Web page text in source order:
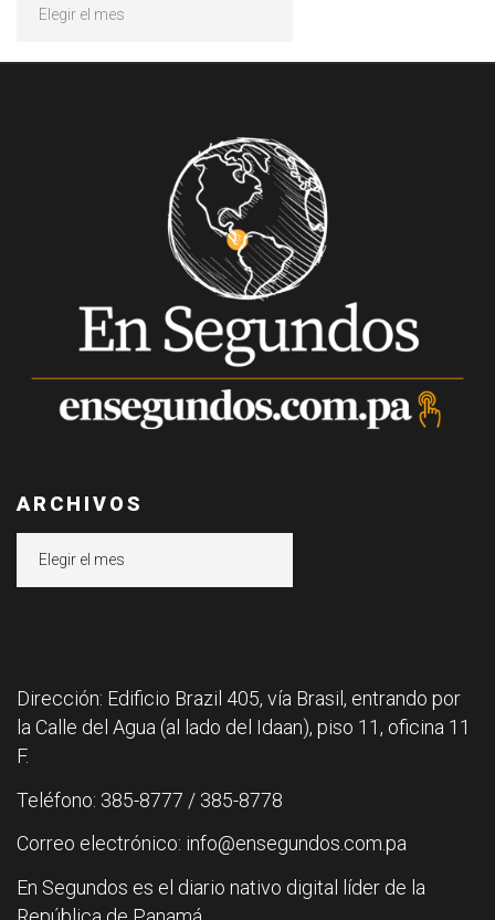
ARCHIVOS
Dirección: Edificio Brazil 405, vía Brasil, entrando por
la Calle del Agua (al lado del Idaan), piso 11, oficina 11
F.
Teléfono: 385-8777 / 385-8778
Correo electrónico: info@ensegundos.com.pa
En Segundos es el diario nativo digital líder de la